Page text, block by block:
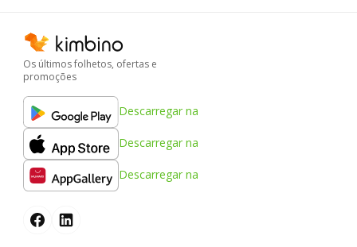
Os últimos folhetos, ofertas e
promoções
Descarregar na
Descarregar na
Descarregar na